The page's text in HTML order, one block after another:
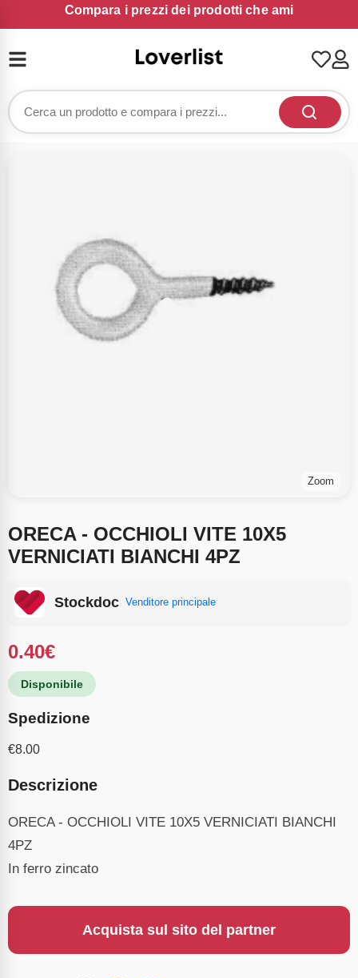
Compara i prezzi dei prodotti che ami
Zoom
ORECA - OCCHIOLI VITE 10X5
VERNICIATI BIANCHI 4PZ
Stockdoc Venditore principale
0.40€
Disponibile
Spedizione
€8.00
Descrizione
ORECA - OCCHIOLI VITE 10X5 VERNICIATI BIANCHI
4PZ
In ferro zincato
Acquista sul sito del partner